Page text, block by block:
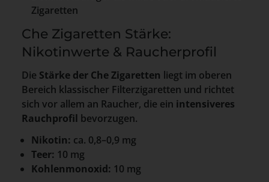
Zigaretten
Che Zigaretten Stärke:
Nikotinwerte & Raucherprofil
Die Stärke der Che Zigaretten liegt im oberen
Bereich klassischer Filterzigaretten und richtet
sich vor allem an Raucher, die ein intensiveres
Rauchprofil bevorzugen.
Nikotin: ca. 0,8–0,9 mg
Teer: 10 mg
Kohlenmonoxid: 10 mg